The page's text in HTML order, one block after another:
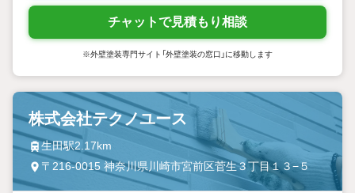
チャットで見積もり相談
※外壁塗装専門サイト「外壁塗装の窓口」に移動します
株式会社テクノユース
生田駅2.17km
〒216-0015 神奈川県川崎市宮前区菅生３丁目１３−５